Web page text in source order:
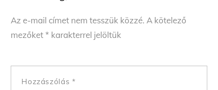
Az e-mail címet nem tesszük közzé. A kötelező
mezőket* karakterrel jelöltük
Hozzászólás *